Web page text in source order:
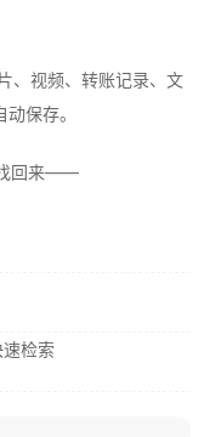
、视频、转账记录、文
保存。
找回来——
检索